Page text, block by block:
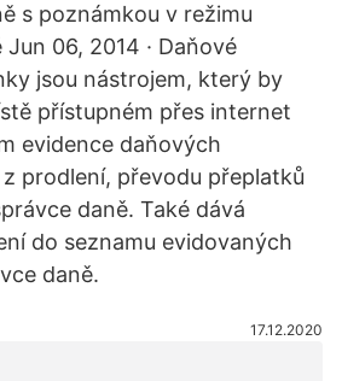
s poznámkou v režimu
06, 2014 · Daňové
jsou nástrojem, který by
přístupném přes internet
evidence daňových
prodlení, převodu přeplatků
daně. Také dává
do seznamu evidovaných
daně.
17.12.2020